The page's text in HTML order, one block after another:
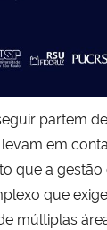
partem
em
que a
que
múltiplas